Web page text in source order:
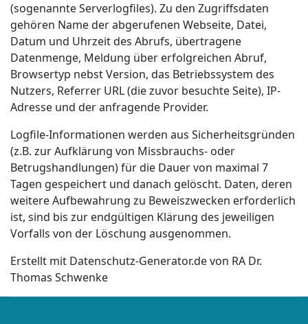
(sogenannte Serverlogfiles). Zu den Zugriffsdaten
gehören Name der abgerufenen Webseite, Datei,
Datum und Uhrzeit des Abrufs, übertragene
Datenmenge, Meldung über erfolgreichen Abruf,
Browsertyp nebst Version, das Betriebssystem des
Nutzers, Referrer URL (die zuvor besuchte Seite), IP-
Adresse und der anfragende Provider.
Logfile-Informationen werden aus Sicherheitsgründen
(z.B. zur Aufklärung von Missbrauchs- oder
Betrugshandlungen) für die Dauer von maximal 7
Tagen gespeichert und danach gelöscht. Daten, deren
weitere Aufbewahrung zu Beweiszwecken erforderlich
ist, sind bis zur endgültigen Klärung des jeweiligen
Vorfalls von der Löschung ausgenommen.
Erstellt mit Datenschutz-Generator.de von RA Dr.
Thomas Schwenke